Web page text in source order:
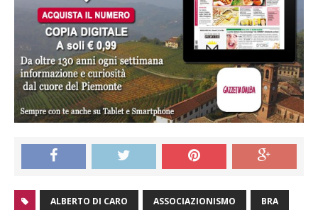
ALBERTO DI CARO ASSOCIAZIONISMO BRA